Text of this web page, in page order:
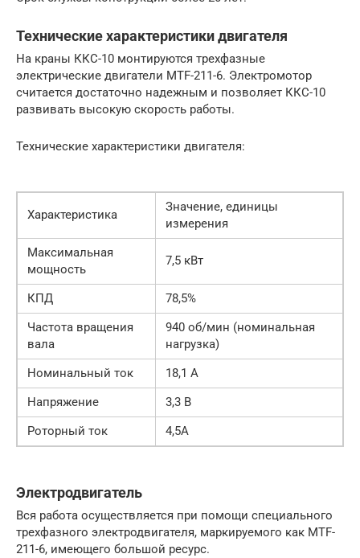
Технические характеристики двигателя
На краны ККС-10 монтируются трехфазные
электрические двигатели MTF-211-6. Электромотор
считается достаточно надежным и позволяет ККС-10
развивать высокую скорость работы.
Технические характеристики двигателя:
Характеристика
Значение, единицы
измерения
Максимальная
мощность
7,5 кВт
КПД
78,5%
Частота вращения
вала
940 об/мин (номинальная
нагрузка)
Номинальный ток
18,1 А
Напряжение
3,3 В
Роторный ток
4,5А
Электродвигатель
Вся работа осуществляется при помощи специального
трехфазного электродвигателя, маркируемого как MTF-
211-6, имеющего большой ресурс.